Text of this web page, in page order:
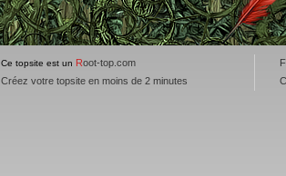
Ce topsite est un Root-top.com
Créez votre topsite en moins de 2 minutes